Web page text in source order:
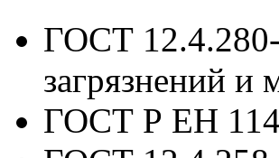
ГОСТ
загрязнений и
ГОСТ Р ЕН